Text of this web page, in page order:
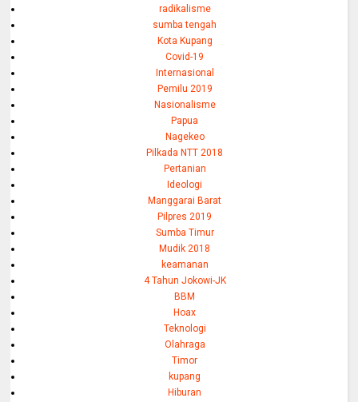
radikalisme
sumba tengah
Kota Kupang
Covid-19
Internasional
Pemilu 2019
Nasionalisme
Papua
Nagekeo
Pilkada NTT 2018
Pertanian
Ideologi
Manggarai Barat
Pilpres 2019
Sumba Timur
Mudik 2018
keamanan
4 Tahun Jokowi-JK
BBM
Hoax
Teknologi
Olahraga
Timor
kupang
Hiburan